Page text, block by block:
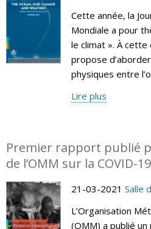
Cette année, la
Mondiale a pour
le climat ». À
propose
physiques entre
Lire plus
Premier rapport publié
de l’OMM sur la COVID-19
21-03-2021 Salle
L’Organisation
(OMM) a publié